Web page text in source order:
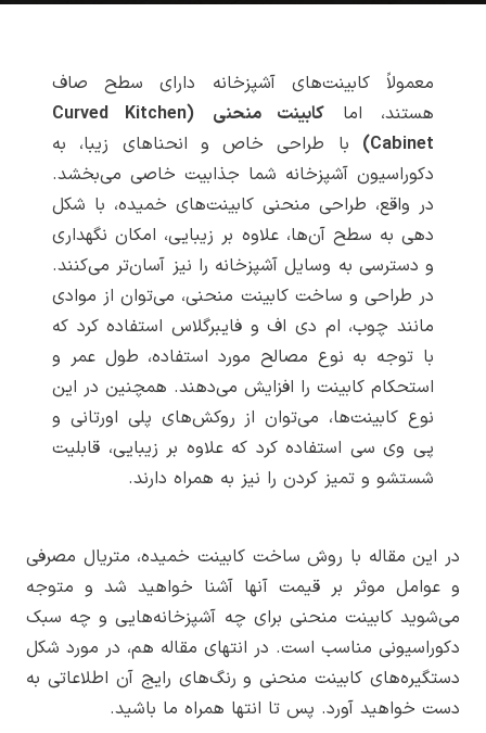
معمولاً کابینت‌های آشپزخانه دارای سطح صاف
هستند، اما کابینت منحنی
(Curved Kitchen
Cabinet)
با طراحی خاص و انحناهای زیبا، به
دکوراسیون آشپزخانه شما جذابیت خاصی می‌بخشد.
در واقع، طراحی منحنی کابینت‌های خمیده، با شکل
دهی به سطح آن‌ها، علاوه بر زیبایی، امکان نگهداری
و دسترسی به وسایل آشپزخانه را نیز آسان‌تر می‌کنند.
در طراحی و ساخت کابینت منحنی، می‌توان از موادی
مانند چوب، ام دی اف و فایبرگلاس استفاده کرد که
با توجه به نوع مصالح مورد استفاده، طول عمر و
استحکام کابینت را افزایش می‌دهند. همچنین در این
نوع کابینت‌ها، می‌توان از روکش‌های پلی اورتانی و
پی وی سی استفاده کرد که علاوه بر زیبایی، قابلیت
شستشو و تمیز کردن را نیز به همراه دارند.
در این مقاله با روش ساخت کابینت خمیده، متریال مصرفی
و عوامل موثر بر قیمت آنها آشنا خواهید شد و متوجه
می‌شوید کابینت منحنی برای چه آشپزخانه‌هایی و چه سبک
دکوراسیونی مناسب است. در انتهای مقاله هم، در مورد شکل
دستگیره‌های کابینت منحنی و رنگ‌های رایج آن اطلاعاتی به
دست خواهید آورد. پس تا انتها همراه ما باشید.